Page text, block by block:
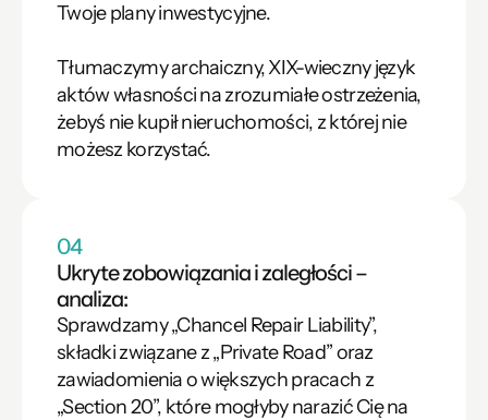
Twoje plany inwestycyjne.
Tłumaczymy archaiczny, XIX-wieczny język
aktów własności na zrozumiałe ostrzeżenia,
żebyś nie kupił nieruchomości, z której nie
możesz korzystać.
04
Ukryte zobowiązania i zaległości –
analiza:
Sprawdzamy „Chancel Repair Liability”,
składki związane z „Private Road” oraz
zawiadomienia o większych pracach z
„Section 20”, które mogłyby narazić Cię na